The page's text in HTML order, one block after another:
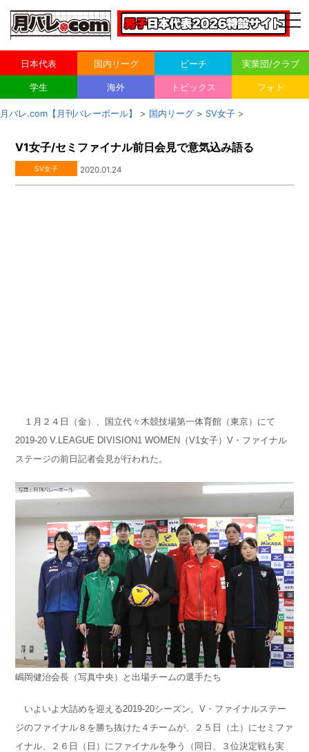
日本代表 国内リーグ ビーチ 実業団/クラブ
学生 海外 トピックス フォト
月バレ.com【月刊バレーボール】 > 国内リーグ > SV女子 >
V1女子/セミファイナル前日会見で意気込み語る
SV女子 2020.01.24
１月２４日（金）、国立代々木競技場第一体育館（東京）にて
2019-20 V.LEAGUE DIVISION1 WOMEN（V1女子）V・ファイナル
ステージの前日記者会見が行われた。
嶋岡健治会長（写真中央）と出場チームの選手たち
いよいよ大詰めを迎える2019-20シーズン。V・ファイナルステー
ジのファイナル８を勝ち抜けた４チームが、２５日（土）にセミファ
イナル、２６日（日）にファイナルを争う（同日、３位決定戦も実